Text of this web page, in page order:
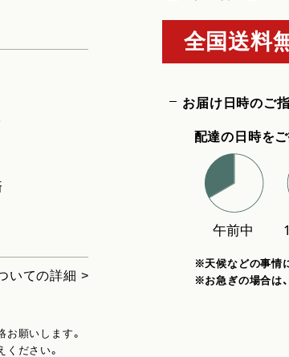
いての詳細 >
願いします。
ください。
全国送料
お届け日時のご
配達の日時を
※天候などの事情
※お急ぎの場合は